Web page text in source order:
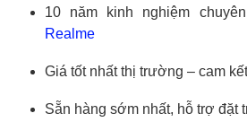
10 năm kinh nghiệm chuyên
Realme
Giá tốt nhất thị trường – cam
Sẵn hàng sớm nhất, hỗ trợ đặt